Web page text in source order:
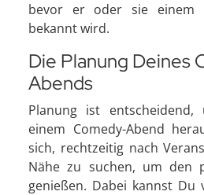
bevor er oder sie einem
bekannt wird.
Die Planung Deines
Abends
Planung ist
einem Comedy-Abend
sich, rechtzeitig nach
Nähe zu suchen, um den
genießen. Dabei kannst Du